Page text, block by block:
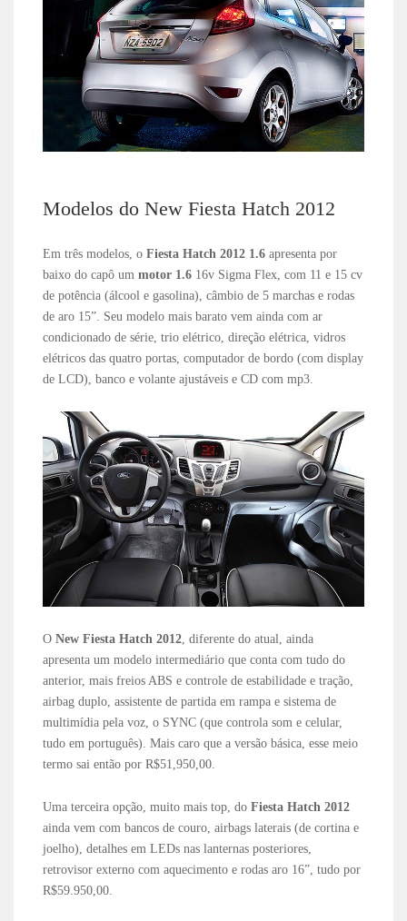
Modelos do New Fiesta Hatch 2012
Em três modelos, oFiesta Hatch 2012 1.6 apresenta por
baixo do capô ummotor 1.6 16v Sigma Flex, com 11 e 15 cv
de potência (álcool e gasolina), câmbio de 5 marchas e rodas
de aro 15”. Seu modelo mais barato vem ainda com ar
condicionado de série, trio elétrico, direção elétrica, vidros
elétricos das quatro portas, computador de bordo (com display
de LCD), banco e volante ajustáveis e CD com mp3.
ONew Fiesta Hatch 2012 , diferente do atual, ainda
apresenta um modelo intermediário que conta com tudo do
anterior, mais freios ABS e controle de estabilidade e tração,
airbag duplo, assistente de partida em rampa e sistema de
multimídia pela voz, o SYNC (que controla som e celular,
tudo em português). Mais caro que a versão básica, esse meio
termo sai então por R$51,950,00.
Uma terceira opção, muito mais top, doFiesta Hatch 2012
ainda vem com bancos de couro, airbags laterais (de cortina e
joelho), detalhes em LEDs nas lanternas posteriores,
retrovisor externo com aquecimento e rodas aro 16”, tudo por
R$59.950,00.